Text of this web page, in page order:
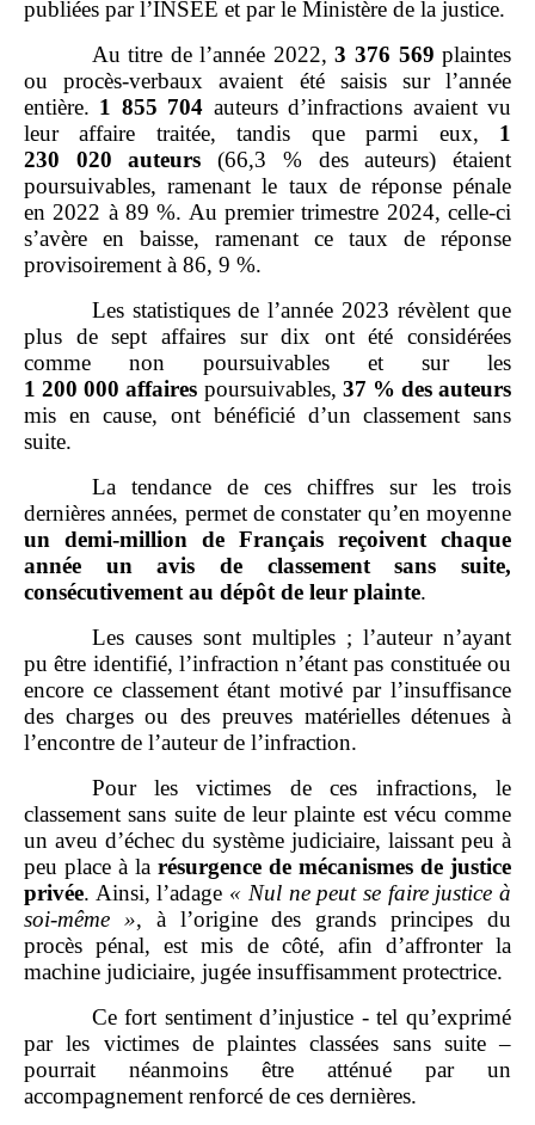
publiées par l’INSEE et par le Ministère de la justice.
Au titre de l’année 2022,3 376 569 plaintes
ou procès‑verbaux avaient été saisis sur l’année
entière. 1 855 704 auteurs d’infractions avaient vu
leur affaire traitée, tandis que parmi eux, 1
230
020 auteurs (66,3 % des auteurs) étaient
poursuivables, ramenant le taux de réponse pénale
en 2022 à 89 %. Au premier trimestre 2024, celle‑ci
s’avère en baisse, ramenant ce taux de réponse
provisoirement à 86, 9 %.
Les statistiques de l’année 2023 révèlent que
plus de sept affaires sur dix ont été considérées
comme non poursuivables et sur les
1 200 000 affaires poursuivables, 37 % des auteurs
mis en cause, ont bénéficié d’un classement sans
suite.
La tendance de ces chiffres sur les trois
dernières années, permet de constater qu’en moyenne
un demi‑million de Français reçoivent chaque
année un avis de classement sans suite,
consécutivement au dépôt de leur plainte.
Les causes sont multiples ; l’auteur n’ayant
pu être identifié, l’infraction n’étant pas constituée ou
encore ce classement étant motivé par l’insuffisance
des charges ou des preuves matérielles détenues à
l’encontre de l’auteur de l’infraction.
Pour les victimes de ces infractions, le
classement sans suite de leur plainte est vécu comme
un aveu d’échec du système judiciaire, laissant peu à
peu place à la résurgence de mécanismes de justice
privée. Ainsi, l’adage « Nul ne peut se faire justice à
soi‑même », à l’origine des grands principes du
procès pénal, est mis de côté, afin d’affronter la
machine judiciaire, jugée insuffisamment protectrice.
Ce fort sentiment d’injustice ‑ tel qu’exprimé
par les victimes de plaintes classées sans suite –
pourrait néanmoins être atténué par un
accompagnement renforcé de ces dernières.